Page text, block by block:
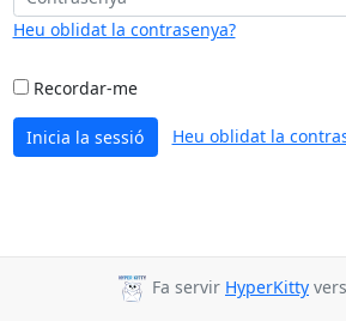
Heu oblidat la contrasenya?
Recordar-me
Inicia la sessió Heu oblidat la
Fa servir HyperKitty